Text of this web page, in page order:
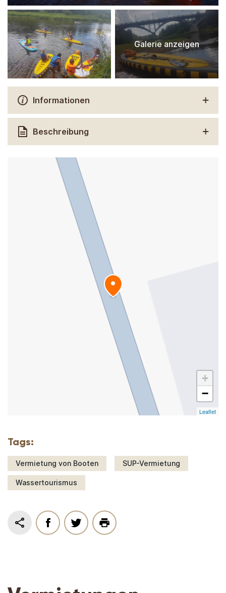
Galerie anzeigen
Informationen
Beschreibung
+
−
Leaflet
Tags:
Vermietung von Booten SUP-Vermietung
Wassertourismus